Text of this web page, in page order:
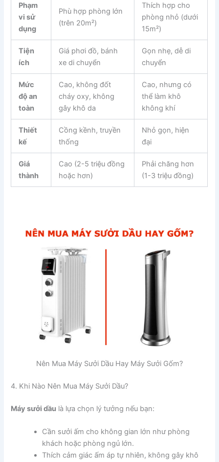
Phạm
vi sử
dụng
Phù hợp phòng lớn
(trên 20m²)
Thích hợp cho
phòng nhỏ (dưới
15m²)
Tiện
ích
Giá phơi đồ, bánh
xe di chuyển
Gọn nhẹ, dễ di
chuyển
Mức
độ an
toàn
Cao, không đốt
cháy oxy, không
gây khô da
Cao, nhưng có
thể làm khô
không khí
Thiết
kế
Cồng kềnh, truyền
thống
Nhỏ gọn, hiện
đại
Giá
thành
Cao (2-5 triệu đồng
hoặc hơn)
Phải chăng hơn
(1-3 triệu đồng)
Nên Mua Máy Sưởi Dầu Hay Máy Sưởi Gốm?
4. Khi Nào Nên Mua Máy Sưởi Dầu?
Máy sưởi dầu là lựa chọn lý tưởng nếu bạn:
Cần sưởi ấm cho không gian lớn như phòng
khách hoặc phòng ngủ lớn.
Thích cảm giác ấm áp tự nhiên, không gây khô